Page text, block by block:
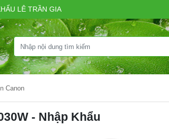
LÊ TRẦN GIA
Canon
- Nhập Khẩu